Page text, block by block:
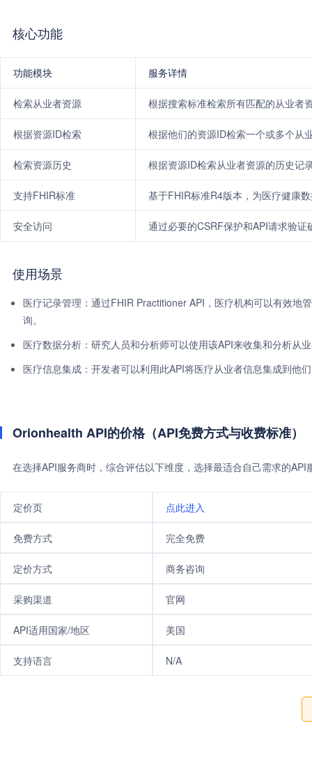
核心功能
功能模块 服务详情
检索从业者资源 根据搜索标准检索所有匹配的从业者
根据资源ID检索 根据他们的资源ID检索一个或多个从
检索资源历史 根据资源ID检索从业者资源的历史记
支持FHIR标准 基于FHIR标准R4版本，为医疗健康
安全访问 通过必要的CSRF保护和API请求验
使用场景
医疗记录管理：通过FHIR Practitioner API，医疗机构可以有效地
询。
医疗数据分析：研究人员和分析师可以使用该API来收集和分析从
医疗信息集成：开发者可以利用此API将医疗从业者信息集成到他
Orionhealth API的价格（API免费方式与收费标准）
在选择API服务商时，综合评估以下维度，选择最适合自己需求的
定价页 点此进入
免费方式 完全免费
定价方式 商务咨询
采购渠道 官网
API适用国家/地区 美国
支持语言 N/A